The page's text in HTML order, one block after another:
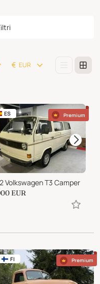
EUR
ES Premium
Volkswagen T3 Camper
EUR
FI Premium